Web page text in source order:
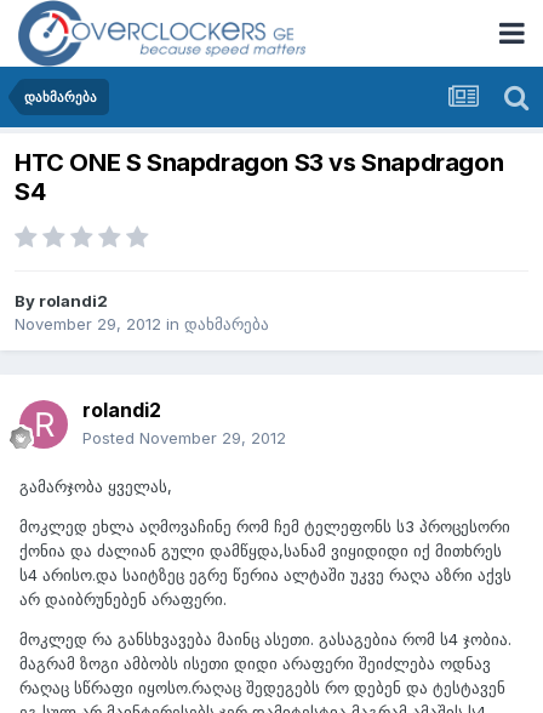
დახმარება
HTC ONE S Snapdragon S3 vs Snapdragon
S4
By rolandi2
November 29, 2012 in დახმარება
rolandi2
Posted November 29, 2012
გამარჯობა ყველას,
მოკლედ ეხლა აღმოვაჩინე რომ ჩემ ტელეფონს ს3 პროცესორი
ქონია და ძალიან გული დამწყდა,სანამ ვიყიდიდი იქ მითხრეს
ს4 არისო.და საიტზეც ეგრე წერია ალტაში უკვე რაღა აზრი აქვს
არ დაიბრუნებენ არაფერი.
მოკლედ რა განსხვავება მაინც ასეთი. გასაგებია რომ ს4 ჯობია.
მაგრამ ზოგი ამბობს ისეთი დიდი არაფერი შეიძლება ოდნავ
რაღაც სწრაფი იყოსო.რაღაც შედეგებს რო დებენ და ტესტავენ